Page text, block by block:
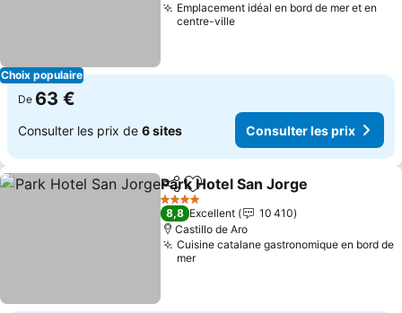
Choix populaire
Emplacement idéal en bord de mer et en
centre-ville
De 63 €
Consulter les prix de 6 sites Consulter les prix
PartagerAjouter à mes favoris
Park Hotel San Jorge
4 Étoiles
8,8 Excellent
10 410
Castillo de Aro
Cuisine catalane gastronomique en bord de
mer